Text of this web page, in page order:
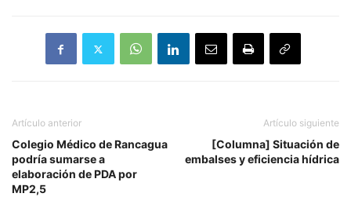
Artículo anterior
Colegio Médico de Rancagua
podría sumarse a
elaboración de PDA por
MP2,5
Artículo siguiente
[Columna] Situación de
embalses y eficiencia hídrica